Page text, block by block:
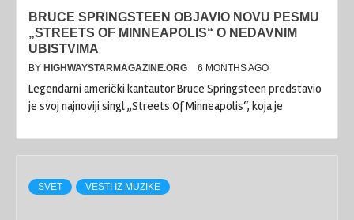
BRUCE SPRINGSTEEN OBJAVIO NOVU PESMU
„STREETS OF MINNEAPOLIS“ O NEDAVNIM
UBISTVIMA
BY HIGHWAYSTARMAGAZINE.ORG 6 MONTHS AGO
Legendarni američki kantautor Bruce Springsteen predstavio
je svoj najnoviji singl „Streets Of Minneapolis“, koja je
SVET VESTI IZ MUZIKE